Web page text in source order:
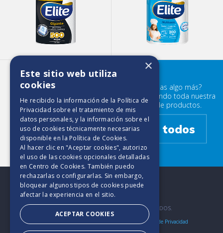
Elite Maxirollo 450 HD
¿Buscabas algo más?
Prueba mirando toda nuestra
familia de productos.
Ver todos
2025. TODOS LOS DERECHOS RESERVADOS.
Políticas de Privacidad
×
Este sitio web utiliza
cookies
He recibido la información de la Política de
Privacidad sobre el tratamiento de mis
datos personales, y la información sobre el
uso de cookies técnicamente necesarias
disponible en la Política de Cookies.
Al hacer clic en "Aceptar cookies", autorizo
el uso de las cookies opcionales detalladas
en Centro de Cookies. También puedo
rechazarlas o configurarlas. Sin embargo,
bloquear algunos tipos de cookies puede
afectar la experiencia en el sitio.
ACEPTAR COOKIES